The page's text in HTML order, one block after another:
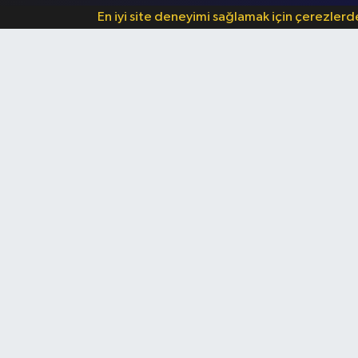
En iyi site deneyimi sağlamak için